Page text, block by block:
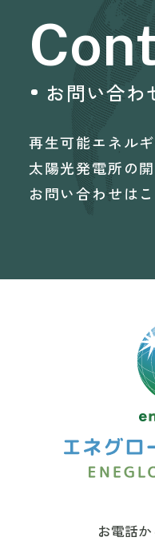
お問い合わ
再生可能エネル
太陽光発電所の
お問い合わせは
お電話